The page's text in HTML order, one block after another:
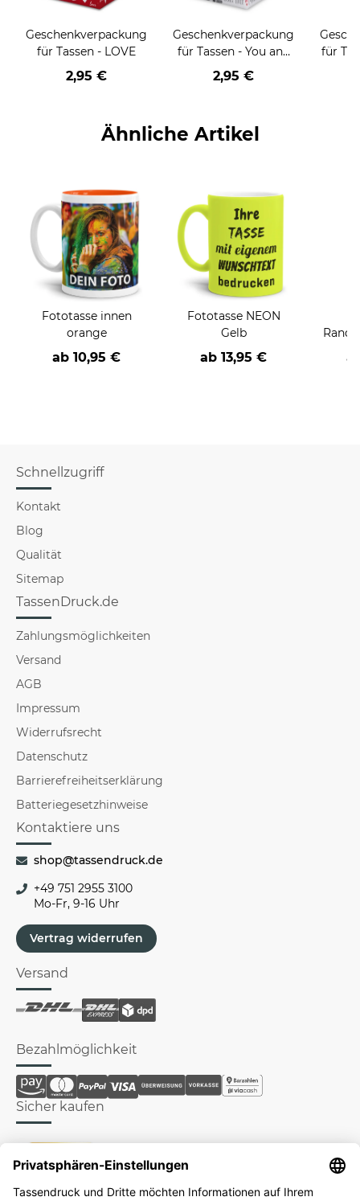
Geschenkverpackung
für Tassen - LOVE
2,95 €
Geschenkverpackung
für Tassen - You and
me
2,95 €
für
Ähnliche Artikel
Fototasse innen
orange
ab 10,95 €
Fototasse NEON
Gelb
ab 13,95 €
Rand/
Schnellzugriff
Kontakt
Blog
Qualität
Sitemap
TassenDruck.de
Zahlungsmöglichkeiten
Versand
AGB
Impressum
Widerrufsrecht
Datenschutz
Barrierefreiheitserklärung
Batteriegesetzhinweise
Kontaktiere uns
shop@tassendruck.de
+49 751 2955 3100
Mo-Fr, 9-16 Uhr
Vertrag widerrufen
Versand
Bezahlmöglichkeit
Sicher kaufen